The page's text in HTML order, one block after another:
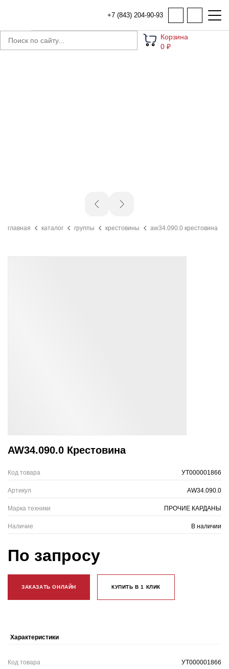
+7 (843) 204-90-93
Корзина
0 ₽
главная каталог группы крестовины aw34.090.0 крестовина
AW34.090.0 Крестовина
Код товара УТ000001866
Артикул AW34.090.0
Марка техники ПРОЧИЕ КАРДАНЫ
Наличие В наличии
По запросу
ЗАКАЗАТЬ ОНЛАЙН КУПИТЬ В 1 КЛИК
Характеристики
Код товара УТ000001866